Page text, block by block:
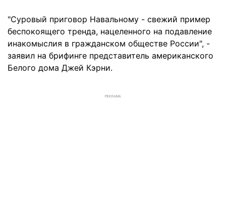
"Суровый приговор Навальному - свежий пример
беспокоящего тренда, нацеленного на подавление
инакомыслия в гражданском обществе России", -
заявил на брифинге представитель американского
Белого дома Джей Кэрни.
РЕКЛАМА